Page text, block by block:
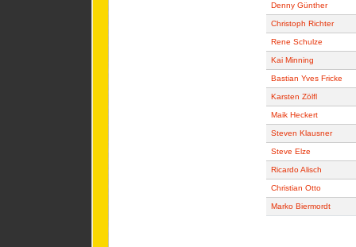
Denny Günther
Christoph Richter
Rene Schulze
Kai Minning
Bastian Yves Fricke
Karsten Zölfl
Maik Heckert
Steven Klausner
Steve Elze
Ricardo Alisch
Christian Otto
Marko Biermordt